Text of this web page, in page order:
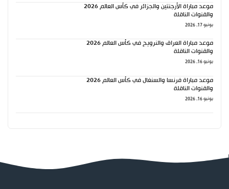
موعد مباراة الأرجنتين والجزائر في كأس العالم 2026
والقنوات الناقلة
يونيو 17, 2026
موعد مباراة العراق والنرويج في كأس العالم 2026
والقنوات الناقلة
يونيو 16, 2026
موعد مباراة فرنسا والسنغال في كأس العالم 2026
والقنوات الناقلة
يونيو 16, 2026